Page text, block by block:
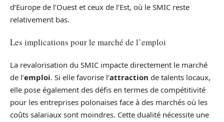
d’Europe de l’Ouest et ceux de l’Est, où le SMIC reste
relativement bas.
Les implications pour le marché de l’emploi
La revalorisation du SMIC impacte directement le marché
de l’emploi. Si elle favorise l’attraction de talents locaux,
elle pose également des défis en termes de compétitivité
pour les entreprises polonaises face à des marchés où les
coûts salariaux sont moindres. Cette dualité nécessite une